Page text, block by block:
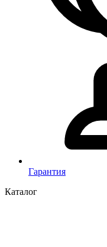
Гарантия
Каталог